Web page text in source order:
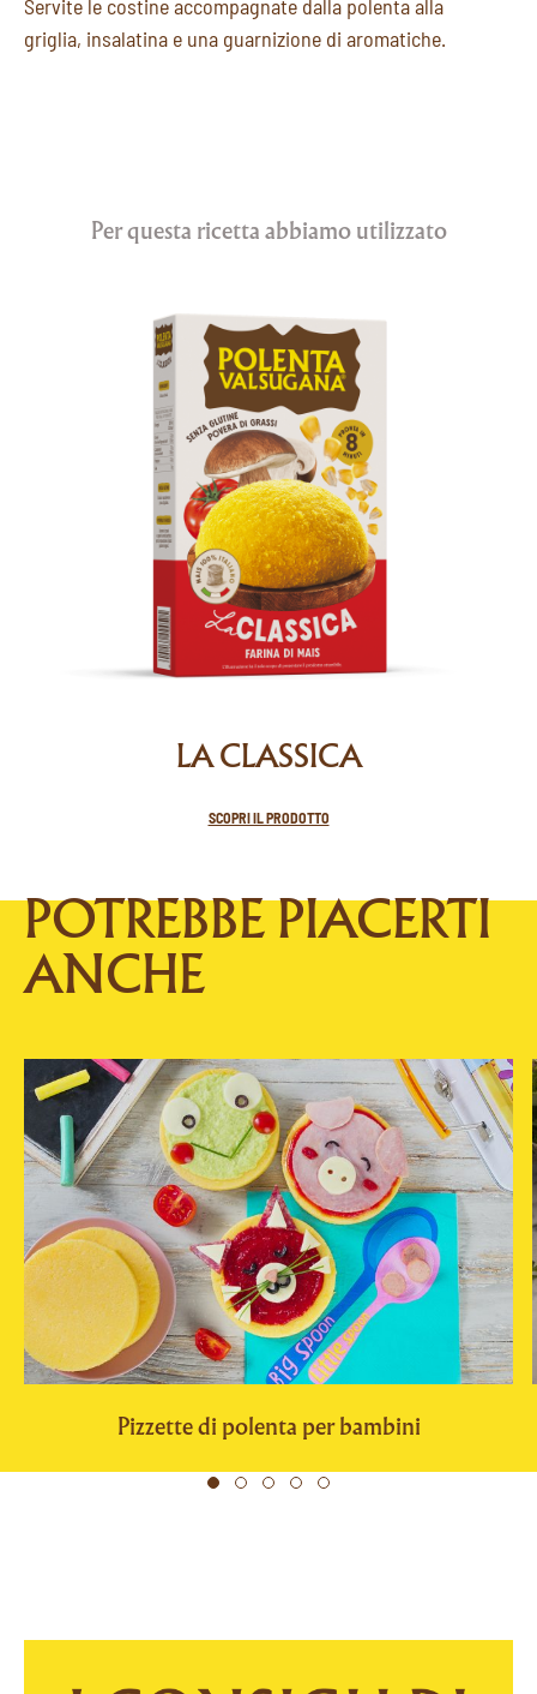
Per questa ricetta abbiamo utilizzato
LA CLASSICA
SCOPRI IL PRODOTTO
Servite le costine accompagnate dalla polenta alla
griglia, insalatina e una guarnizione di aromatiche.
POTREBBE PIACERTI
ANCHE
Pizzette di polenta per bambini